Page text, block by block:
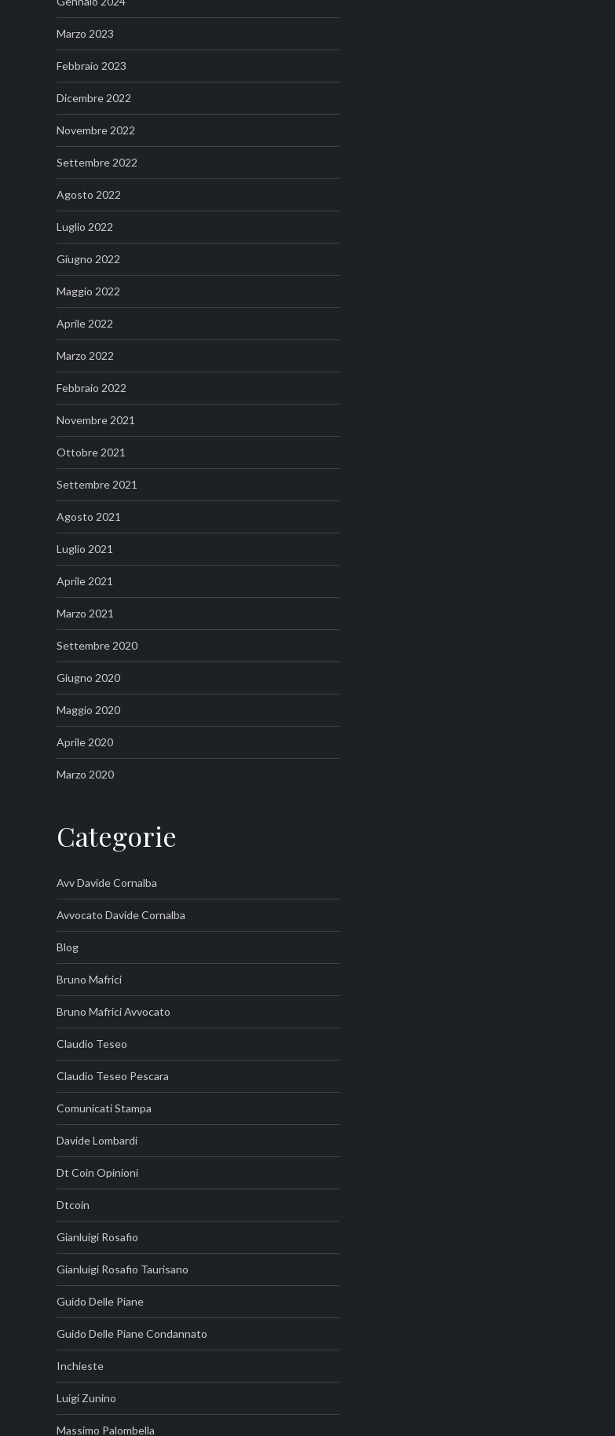
Marzo 2023
Febbraio 2023
Dicembre 2022
Novembre 2022
Settembre 2022
Agosto 2022
Luglio 2022
Giugno 2022
Maggio 2022
Aprile 2022
Marzo 2022
Febbraio 2022
Novembre 2021
Ottobre 2021
Settembre 2021
Agosto 2021
Luglio 2021
Aprile 2021
Marzo 2021
Settembre 2020
Giugno 2020
Maggio 2020
Aprile 2020
Marzo 2020
Categorie
Avv Davide Cornalba
Avvocato Davide Cornalba
Blog
Bruno Mafrici
Bruno Mafrici Avvocato
Claudio Teseo
Claudio Teseo Pescara
Comunicati Stampa
Davide Lombardi
Dt Coin Opinioni
Dtcoin
Gianluigi Rosafio
Gianluigi Rosafio Taurisano
Guido Delle Piane
Guido Delle Piane Condannato
Inchieste
Luigi Zunino
Massimo Palombella